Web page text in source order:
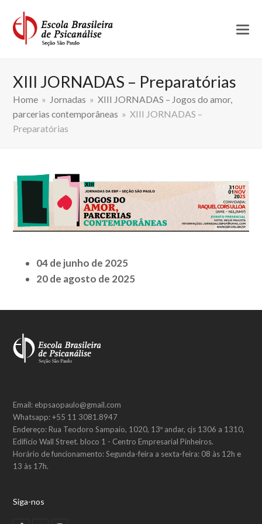
XIII JORNADAS – Preparatórias
Home » Jornadas » XIII JORNADAS – Jogos do amor,
parcerias contemporâneas » XIII JORNADAS –
Preparatórias
04 de junho de 2025
20 de agosto de 2025
Email: ebpsaopaulo@gmail.com
Whatsapp: +55 11 3081.8947
Endereço: Rua Teodoro Sampaio, 1020, 13º andar, cjs 1306 a 1310,
Edifício Wall Street. bloco 1 - Centro Empresarial Pinheiros.
Horário de funcionamento: Segunda-feira a sexta-feira: 08 às 12h e
13 às 17h.
Siga-nos